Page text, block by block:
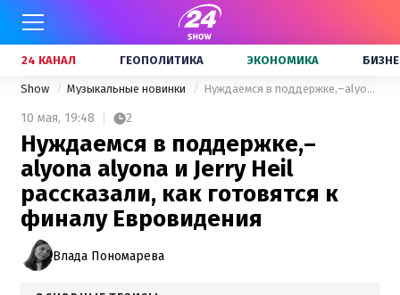
24 КАНАЛ ГЕОПОЛИТИКА ЭКОНОМИКА
Show Музыкальные новинки Нуждаемся в поддержке,–alyona alyona и Jerry Heil рассказали, как готовятся к финалу Евровидения
10 мая, 19:48 2
Нуждаемся в поддержке,–
alyona alyona и Jerry Heil
рассказали, как готовятся к
финалу Евровидения
Влада Пономарева